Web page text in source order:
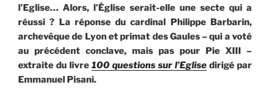
l’Eglise… Alors, l’Église serait-elle une secte qui a
réussi ? La réponse du cardinal Philippe Barbarin,
archevêque de Lyon et primat des Gaules – qui a voté
au précédent conclave, mais pas pour Pie XIII –
extraite du livre 100 questions sur l’Eglise dirigé par
Emmanuel Pisani.